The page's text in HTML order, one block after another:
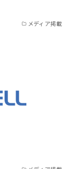
メディア掲載